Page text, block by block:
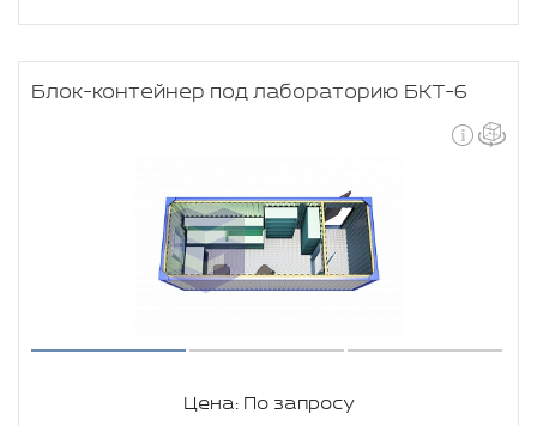
Блок-контейнер под лабораторию БКТ-6
Цена: По запросу